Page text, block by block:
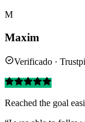
M
Maxim
Verificado ·
Reached the goal